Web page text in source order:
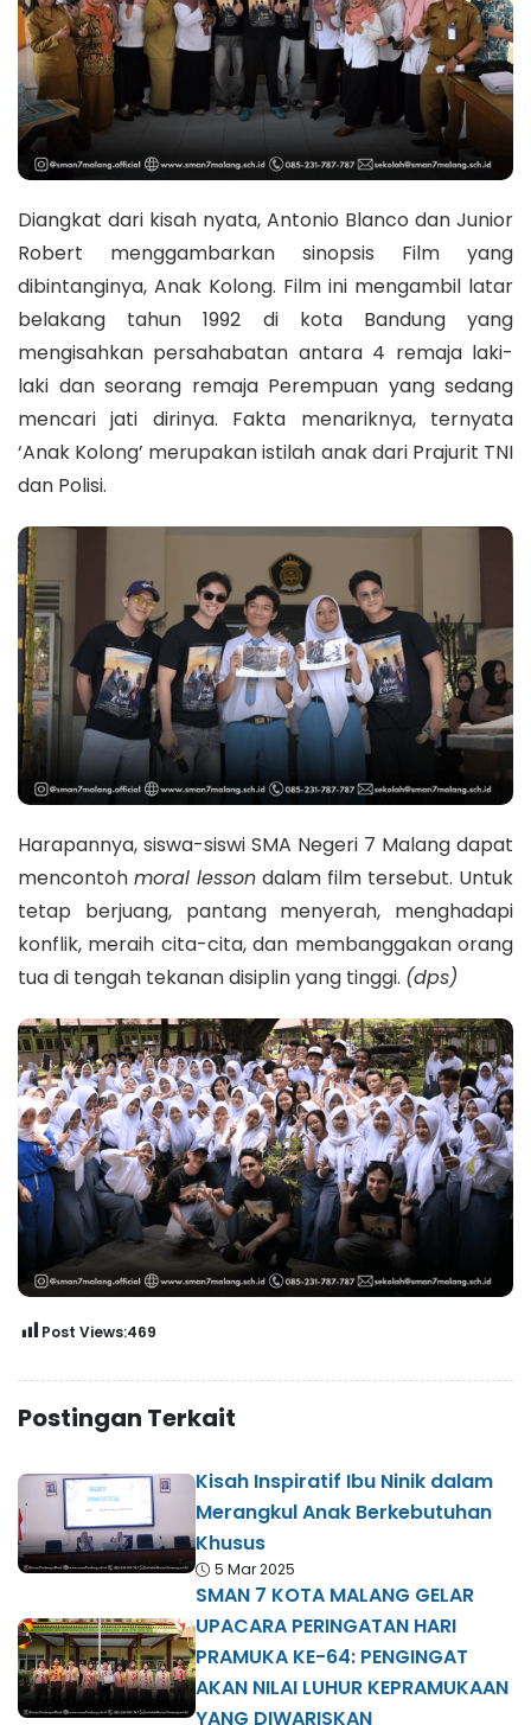
Diangkat dari kisah nyata, Antonio Blanco dan Junior
Robert menggambarkan sinopsis Film yang
dibintanginya, Anak Kolong. Film ini mengambil latar
belakang tahun 1992 di kota Bandung yang
mengisahkan persahabatan antara 4 remaja laki-
laki dan seorang remaja Perempuan yang sedang
mencari jati dirinya. Fakta menariknya, ternyata
‘Anak Kolong’ merupakan istilah anak dari Prajurit TNI
dan Polisi.
Harapannya, siswa-siswi SMA Negeri 7 Malang dapat
mencontoh moral lesson dalam film tersebut. Untuk
tetap berjuang, pantang menyerah, menghadapi
konflik, meraih cita-cita, dan membanggakan orang
tua di tengah tekanan disiplin yang tinggi. (dps)
Post Views:469
Postingan Terkait
Kisah Inspiratif Ibu Ninik dalam
Merangkul Anak Berkebutuhan
Khusus
5 Mar 2025
SMAN 7 KOTA MALANG GELAR
UPACARA PERINGATAN HARI
PRAMUKA KE-64: PENGINGAT
AKAN NILAI LUHUR KEPRAMUKAAN
YANG DIWARISKAN